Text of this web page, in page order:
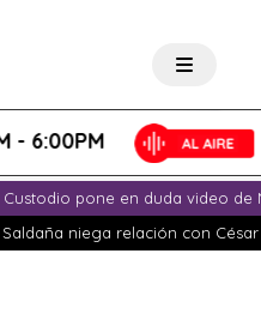
Custodio pone en duda video de
niega relación con